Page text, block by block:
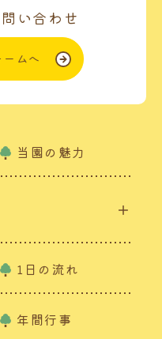
い合わせ
ムへ
当園の魅力
1日の流れ
年間行事